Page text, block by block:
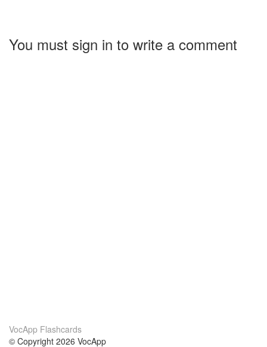
You must sign in to write a comment
VocApp Flashcards
© Copyright 2026 VocApp